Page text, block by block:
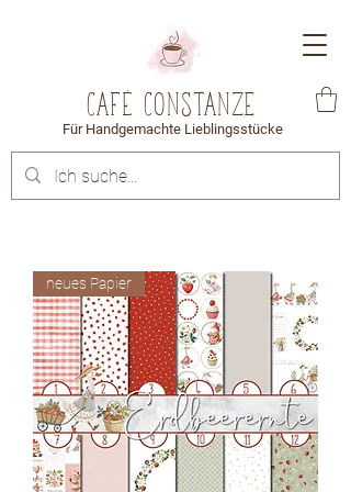
Café Constanze
Für Handgemachte Lieblingsstücke
neues Papier